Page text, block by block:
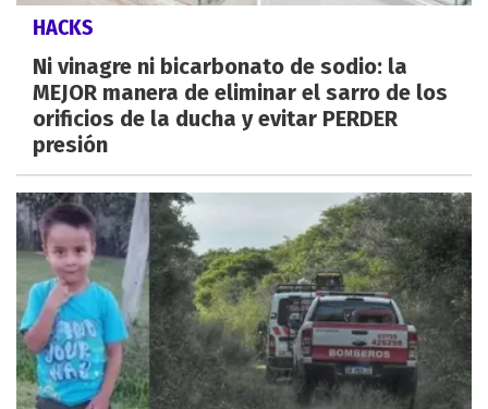
HACKS
Ni vinagre ni bicarbonato de sodio: la
MEJOR manera de eliminar el sarro de los
orificios de la ducha y evitar PERDER
presión